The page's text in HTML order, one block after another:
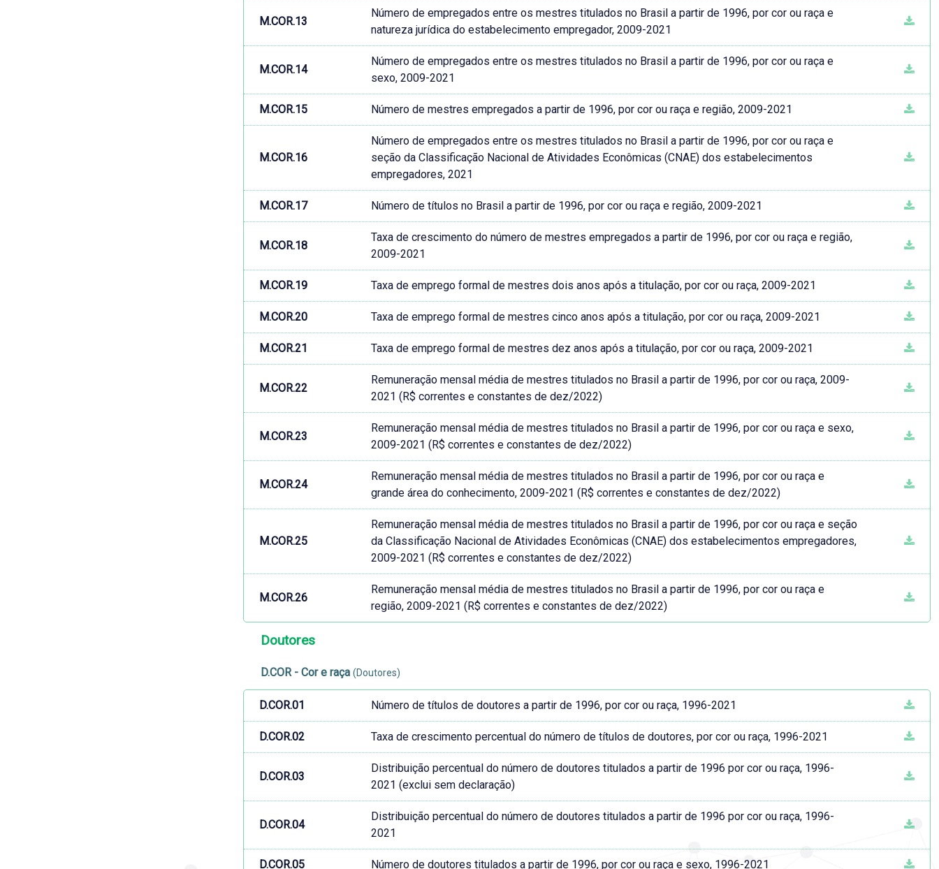
M.COR.13
Número de empregados entre os mestres titulados no Brasil a partir de 1996, por cor ou raça e
natureza jurídica do estabelecimento empregador, 2009-2021
M.COR.14
Número de empregados entre os mestres titulados no Brasil a partir de 1996, por cor ou raça e
sexo, 2009-2021
M.COR.15 Número de mestres empregados a partir de 1996, por cor ou raça e região, 2009-2021
M.COR.16
Número de empregados entre os mestres titulados no Brasil a partir de 1996, por cor ou raça e
seção da Classificação Nacional de Atividades Econômicas (CNAE) dos estabelecimentos
empregadores, 2021
M.COR.17 Número de títulos no Brasil a partir de 1996, por cor ou raça e região, 2009-2021
M.COR.18
Taxa de crescimento do número de mestres empregados a partir de 1996, por cor ou raça e região,
2009-2021
M.COR.19 Taxa de emprego formal de mestres dois anos após a titulação, por cor ou raça, 2009-2021
M.COR.20 Taxa de emprego formal de mestres cinco anos após a titulação, por cor ou raça, 2009-2021
M.COR.21 Taxa de emprego formal de mestres dez anos após a titulação, por cor ou raça, 2009-2021
M.COR.22
Remuneração mensal média de mestres titulados no Brasil a partir de 1996, por cor ou raça, 2009-
2021 (R$ correntes e constantes de dez/2022)
M.COR.23
Remuneração mensal média de mestres titulados no Brasil a partir de 1996, por cor ou raça e sexo,
2009-2021 (R$ correntes e constantes de dez/2022)
M.COR.24
Remuneração mensal média de mestres titulados no Brasil a partir de 1996, por cor ou raça e
grande área do conhecimento, 2009-2021 (R$ correntes e constantes de dez/2022)
M.COR.25
Remuneração mensal média de mestres titulados no Brasil a partir de 1996, por cor ou raça e seção
da Classificação Nacional de Atividades Econômicas (CNAE) dos estabelecimentos empregadores,
2009-2021 (R$ correntes e constantes de dez/2022)
M.COR.26
Remuneração mensal média de mestres titulados no Brasil a partir de 1996, por cor ou raça e
região, 2009-2021 (R$ correntes e constantes de dez/2022)
Doutores
D.COR - Cor e raça (Doutores)
D.COR.01 Número de títulos de doutores a partir de 1996, por cor ou raça, 1996-2021
D.COR.02 Taxa de crescimento percentual do número de títulos de doutores, por cor ou raça, 1996-2021
D.COR.03
Distribuição percentual do número de doutores titulados a partir de 1996 por cor ou raça, 1996-
2021 (exclui sem declaração)
D.COR.04
Distribuição percentual do número de doutores titulados a partir de 1996 por cor ou raça, 1996-
2021
D.COR.05 Número de doutores titulados a partir de 1996, por cor ou raça e sexo, 1996-2021